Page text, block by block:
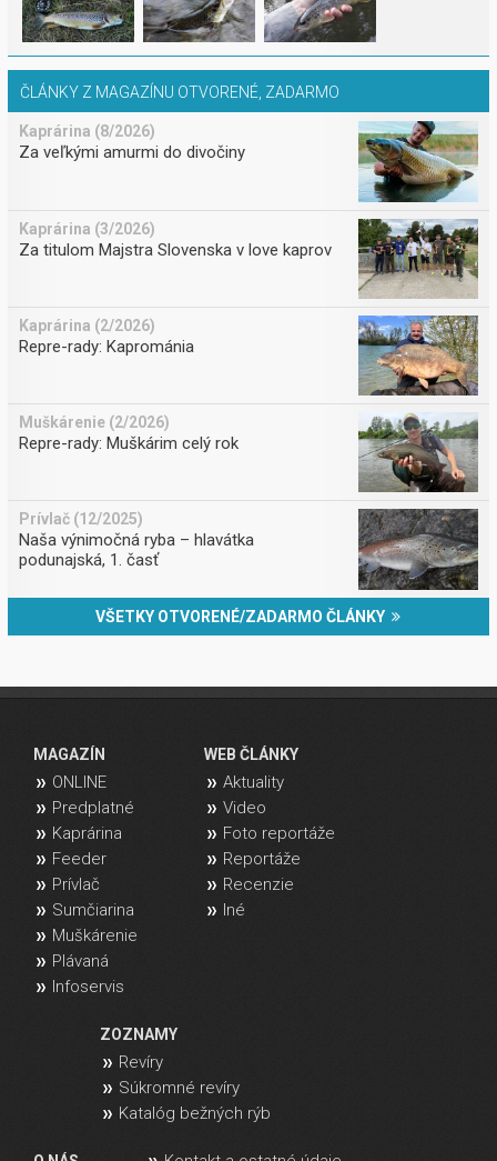
ČLÁNKY Z MAGAZÍNU OTVORENÉ, ZADARMO
Kaprárina (8/2026)
Za veľkými amurmi do divočiny
Kaprárina (3/2026)
Za titulom Majstra Slovenska v love kaprov
Kaprárina (2/2026)
Repre-rady: Kaprománia
Muškárenie (2/2026)
Repre-rady: Muškárim celý rok
Prívlač (12/2025)
Naša výnimočná ryba – hlavátka
podunajská, 1. časť
VŠETKY OTVORENÉ/ZADARMO ČLÁNKY
MAGAZÍN
ONLINE
Predplatné
Kaprárina
Feeder
Prívlač
Sumčiarina
Muškárenie
Plávaná
Infoservis
WEB ČLÁNKY
Aktuality
Video
Foto reportáže
Reportáže
Recenzie
Iné
ZOZNAMY
Revíry
Súkromné revíry
Katalóg bežných rýb